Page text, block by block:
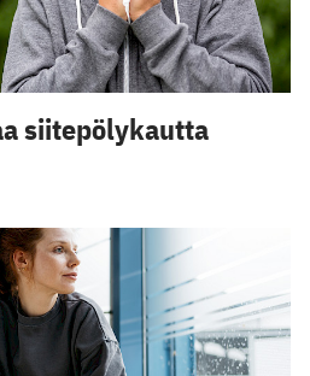
siitepölykautta